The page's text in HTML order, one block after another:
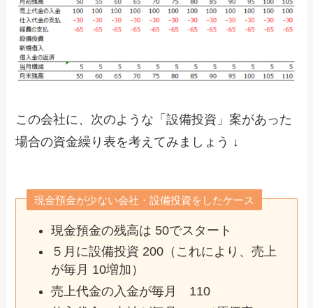
この会社に、次のような「設備投資」案があった
場合の資金繰り表を考えてみましょう ↓
現金預金が少ない会社・設備投資をしたケース
現金預金の残高は 50でスタート
５月に設備投資 200（これにより、売上
が毎月 10増加）
売上代金の入金が毎月 110